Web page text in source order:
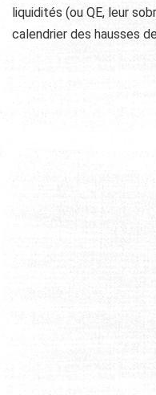
liquidités (ou QE, leur
calendrier des hausses